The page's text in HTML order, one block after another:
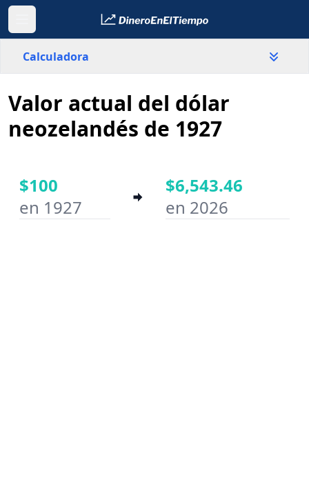
Calculadora
Nueva Zelanda
País
Año inicial
Valor actual del dólar
neozelandés de 1927
$100
en 1927
$6,543.46
en 2026